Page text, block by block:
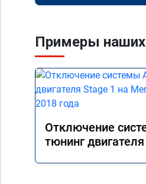
Примеры наших
Отключение
тюнинг